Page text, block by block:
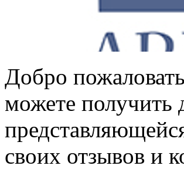
Добро
можете получить
своих отзывов и